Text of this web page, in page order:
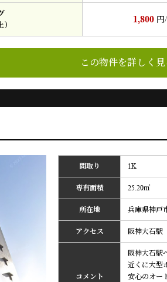
1,800 円
この物件を詳しく
間取り 1K
専有面積 25.20㎡
所在地 兵庫県神戸
アクセス 阪神大石駅
コメント
阪神大石駅
近くに大型
安心のオー